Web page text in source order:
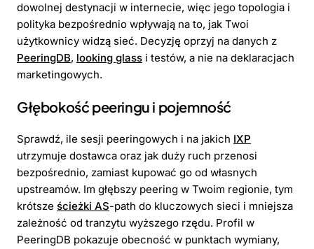
dowolnej destynacji w internecie, więc jego topologia i
polityka bezpośrednio wpływają na to, jak Twoi
użytkownicy widzą sieć. Decyzję oprzyj na danych z
PeeringDB, looking glass i testów, a nie na deklaracjach
marketingowych.
Głębokość peeringu i pojemność
Sprawdź, ile sesji peeringowych i na jakich IXP
utrzymuje dostawca oraz jak duży ruch przenosi
bezpośrednio, zamiast kupować go od własnych
upstreamów. Im głębszy peering w Twoim regionie, tym
krótsze ścieżki AS-path do kluczowych sieci i mniejsza
zależność od tranzytu wyższego rzędu. Profil w
PeeringDB pokazuje obecność w punktach wymiany,